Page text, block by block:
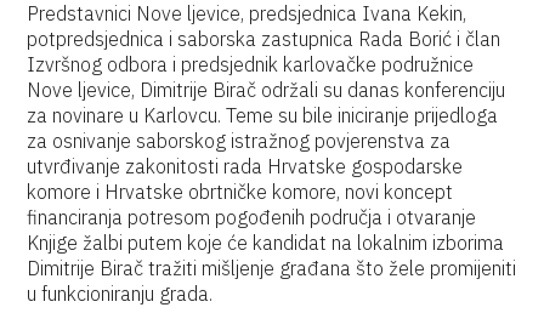
Predstavnici Nove ljevice, predsjednica Ivana Kekin,
potpredsjednica i saborska zastupnica Rada Borić i član
Izvršnog odbora i predsjednik karlovačke podružnice
Nove ljevice, Dimitrije Birač održali su danas konferenciju
za novinare u Karlovcu. Teme su bile iniciranje prijedloga
za osnivanje saborskog istražnog povjerenstva za
utvrđivanje zakonitosti rada Hrvatske gospodarske
komore i Hrvatske obrtničke komore, novi koncept
financiranja potresom pogođenih područja i otvaranje
Knjige žalbi putem koje će kandidat na lokalnim izborima
Dimitrije Birač tražiti mišljenje građana što žele promijeniti
u funkcioniranju grada.